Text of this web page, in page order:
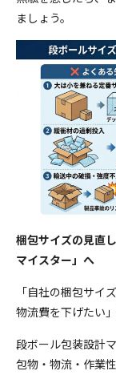
ましょう。
梱包サイズの見直
マイスター」へ
「自社の梱包サイ
物流費を下げたい
段ボール包装設計
包物・物流・作業